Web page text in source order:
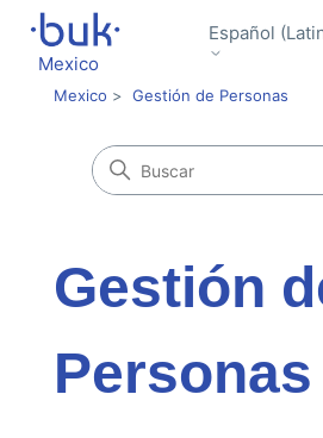
Mexico
Español
Mexico Gestión de Personas
Gestión
Personas